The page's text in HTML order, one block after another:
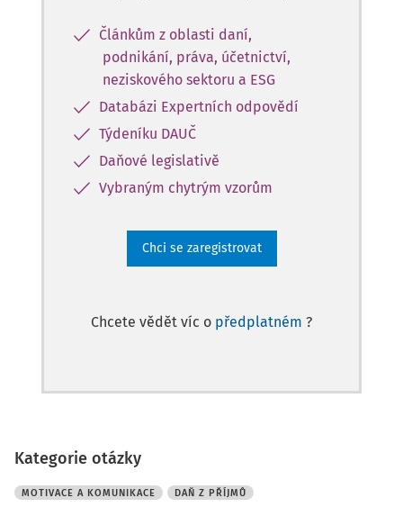
Článkům z oblasti daní,
podnikání, práva, účetnictví,
neziskového sektoru a ESG
Databázi Expertních odpovědí
Týdeníku DAUČ
Daňové legislativě
Vybraným chytrým vzorům
Chci se zaregistrovat
Chcete vědět víc o předplatném ?
Kategorie otázky
MOTIVACE A KOMUNIKACE DAŇ Z PŘÍJMŮ